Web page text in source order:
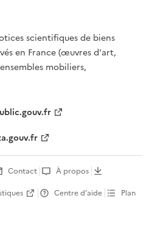
scientifiques de biens
en France (œuvres d'art,
mobiliers,
Contact
À propos
Centre d’aide
Plan